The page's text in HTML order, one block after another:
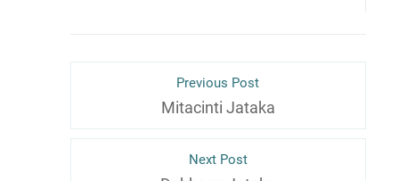
Previous Post
Mitacinti Jataka
Next Post